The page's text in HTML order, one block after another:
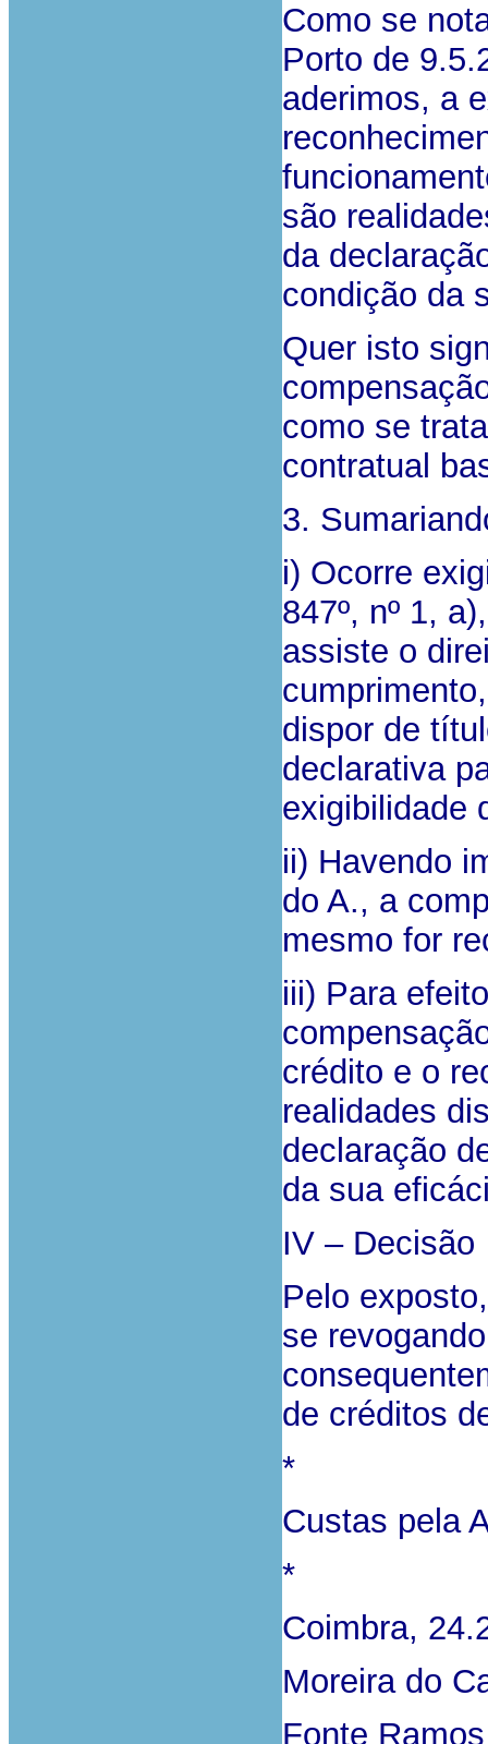
Como se
Porto de
aderimos, a
são
da
condição da
Quer isto
como se
contratual
3.
i) Ocorre
847º, nº 1,
assiste o
dispor de
declarativa
exigibilidade
ii) Havendo
do A., a
mesmo for
iii) Para
crédito e o
realidades
declaração
da sua
IV – Decisão
Pelo
se
de créditos
*
Custas pela
*
Coimbra,
Moreira do
Fonte Ramos